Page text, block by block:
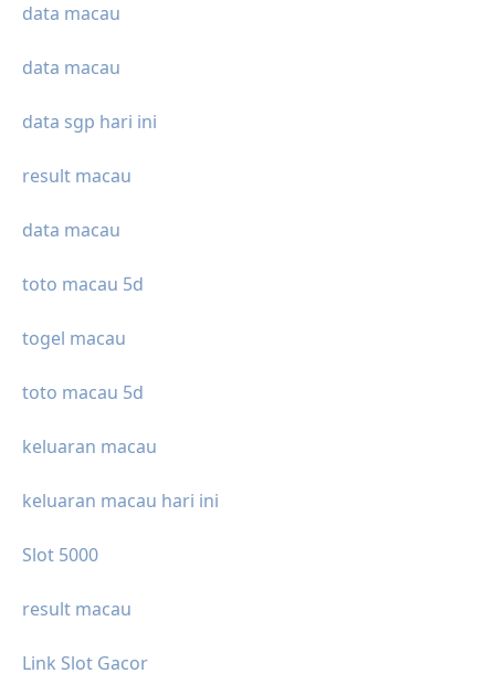
data macau
data macau
data sgp hari ini
result macau
data macau
toto macau 5d
togel macau
toto macau 5d
keluaran macau
keluaran macau hari ini
Slot 5000
result macau
Link Slot Gacor